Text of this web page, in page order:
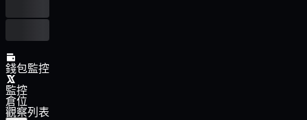
錢包監控
監控
倉位
觀察列表